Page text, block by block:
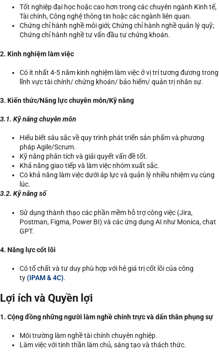
Tốt nghiệp đại học hoặc cao hơn trong các chuyên ngành Kinh tế,
Tài chính, Công nghệ thông tin hoặc các ngành liên quan.
Chứng chỉ hành nghề môi giới; Chứng chỉ hành nghề quản lý quỹ;
Chứng chỉ hành nghề tư vấn đầu tư chứng khoán.
2. Kinh nghiệm làm việc
Có ít nhất 4-5 năm kinh nghiệm làm việc ở vị trí tương đương trong
lĩnh vực tài chính/ chứng khoán/ bảo hiểm/ quản trị nhân sự.
3. Kiến thức/Năng lực chuyên môn/Kỹ năng
3.1. Kỹ năng chuyên môn
Hiểu biết sâu sắc về quy trình phát triển sản phẩm và phương
pháp Agile/Scrum.
Kỹ năng phân tích và giải quyết vấn đề tốt.
Khả năng giao tiếp và làm việc nhóm xuất sắc.
Có khả năng làm việc dưới áp lực và quản lý nhiều nhiệm vụ cùng
lúc.
3.2. Kỹ năng số
Sử dụng thành thạo các phần mềm hỗ trợ công việc (Jira,
Postman, Figma, Power BI) và các ứng dụng AI như Monica, chat
GPT.
4. Năng lực cốt lõi
Có tố chất và tư duy phù hợp với hệ giá trị cốt lõi của công
ty(IPAM & 4C).
Lợi ích và Quyền lợi
1. Cộng đồng những người làm nghề chính trực và dấn thân phụng sự
Môi trường làm nghề tài chính chuyên nghiệp.
Làm việc với tinh thần làm chủ, sáng tạo và thách thức.